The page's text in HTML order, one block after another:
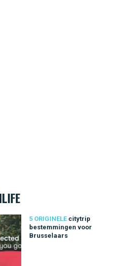
5 ORIGINELE citytrip
bestemmingen voor
Brusselaars
Brusselaars